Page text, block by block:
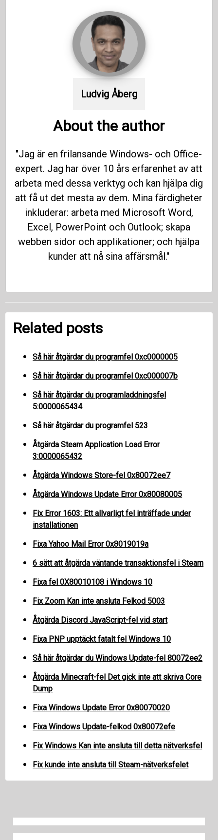
Ludvig Åberg
About the author
"Jag är en frilansande Windows- och Office-
expert. Jag har över 10 års erfarenhet av att
arbeta med dessa verktyg och kan hjälpa dig
att få ut det mesta av dem. Mina färdigheter
inkluderar: arbeta med Microsoft Word,
Excel, PowerPoint och Outlook; skapa
webben sidor och applikationer; och hjälpa
kunder att nå sina affärsmål."
Related posts
Så här åtgärdar du programfel 0xc0000005
Så här åtgärdar du programfel 0xc000007b
Så här åtgärdar du programladdningsfel
5:0000065434
Så här åtgärdar du programfel 523
Åtgärda Steam Application Load Error
3:0000065432
Åtgärda Windows Store-fel 0x80072ee7
Åtgärda Windows Update Error 0x80080005
Fix Error 1603: Ett allvarligt fel inträffade under
installationen
Fixa Yahoo Mail Error 0x8019019a
6 sätt att åtgärda väntande transaktionsfel i Steam
Fixa fel 0X80010108 i Windows 10
Fix Zoom Kan inte ansluta Felkod 5003
Åtgärda Discord JavaScript-fel vid start
Fixa PNP upptäckt fatalt fel Windows 10
Så här åtgärdar du Windows Update-fel 80072ee2
Åtgärda Minecraft-fel Det gick inte att skriva Core
Dump
Fixa Windows Update Error 0x80070020
Fixa Windows Update-felkod 0x80072efe
Fix Windows Kan inte ansluta till detta nätverksfel
Fix kunde inte ansluta till Steam-nätverksfelet